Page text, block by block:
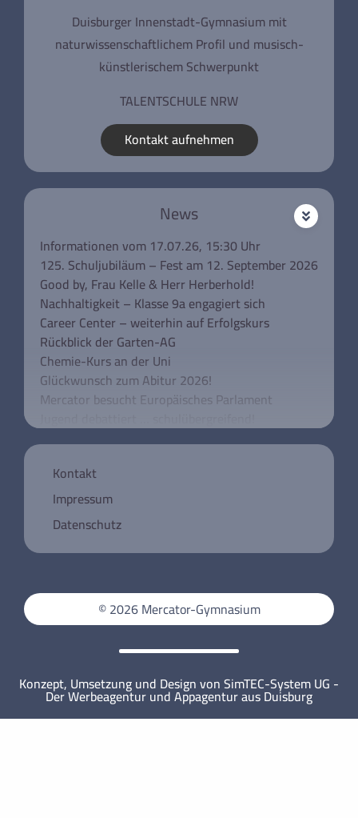
Duisburger Innenstadt-Gymnasium mit
naturwissenschaftlichem Profil und musisch-
künstlerischem Schwerpunkt
TALENTSCHULE NRW
Kontakt aufnehmen
News
Informationen vom 17.07.26, 15:30 Uhr
125. Schuljubiläum – Fest am 12. September 2026
Good by, Frau Kelle & Herr Herberhold!
Nachhaltigkeit – Klasse 9a engagiert sich
Career Center – weiterhin auf Erfolgskurs
Rückblick der Garten-AG
Chemie-Kurs an der Uni
Glückwunsch zum Abitur 2026!
Mercator besucht Europäisches Parlament
Unsere Klassen 5 besuchen das Rathaus
Mercator trauert um Wolfgang Urban
Registrierung für die Deutsche
Knochenmarksspendedatei
Jugend debattiert 2026 am Mercator-Gymnasium
Un week-end à Paris
Mercator-Mathematiker*innen erfolgreich!
MINT-freundliche Auszeichnung 2025!
Kontakt
Impressum
Datenschutz
© 2026 Mercator-Gymnasium
Konzept, Umsetzung und Design von SimTEC-System UG -
Der Werbeagentur und Appagentur aus Duisburg